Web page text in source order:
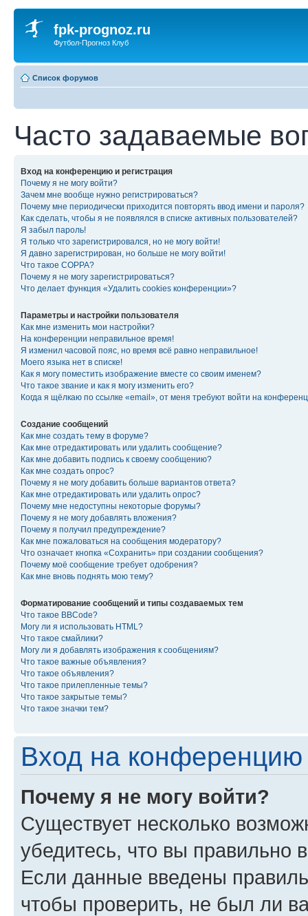
fpk-prognoz.ru
Футбол-Прогноз Клуб
Список форумов
Часто задаваемые
Вход на конференцию и регистрация
Почему я не могу войти?
Зачем мне вообще нужно регистрироваться?
Почему мне периодически приходится повторять ввод имени и пароля?
Как сделать, чтобы я не появлялся в списке активных пользователей?
Я забыл пароль!
Я только что зарегистрировался, но не могу войти!
Я давно зарегистрирован, но больше не могу войти!
Что такое COPPA?
Почему я не могу зарегистрироваться?
Что делает функция «Удалить cookies конференции»?
Параметры и настройки пользователя
Как мне изменить мои настройки?
На конференции неправильное время!
Я изменил часовой пояс, но время всё равно неправильное!
Моего языка нет в списке!
Как я могу поместить изображение вместе со своим именем?
Что такое звание и как я могу изменить его?
Когда я щёлкаю по ссылке «email», от меня требуют войти на
Создание сообщений
Как мне создать тему в форуме?
Как мне отредактировать или удалить сообщение?
Как мне добавить подпись к своему сообщению?
Как мне создать опрос?
Почему я не могу добавить больше вариантов ответа?
Как мне отредактировать или удалить опрос?
Почему мне недоступны некоторые форумы?
Почему я не могу добавлять вложения?
Почему я получил предупреждение?
Как мне пожаловаться на сообщения модератору?
Что означает кнопка «Сохранить» при создании сообщения?
Почему моё сообщение требует одобрения?
Как мне вновь поднять мою тему?
Форматирование сообщений и типы создаваемых тем
Что такое BBCode?
Могу ли я использовать HTML?
Что такое смайлики?
Могу ли я добавлять изображения к сообщениям?
Что такое важные объявления?
Что такое объявления?
Что такое прилепленные темы?
Что такое закрытые темы?
Что такое значки тем?
Вход на конференцию
Почему я не могу войти?
Существует несколько
убедитесь, что вы правильно
Если данные введены
чтобы проверить, не был ли